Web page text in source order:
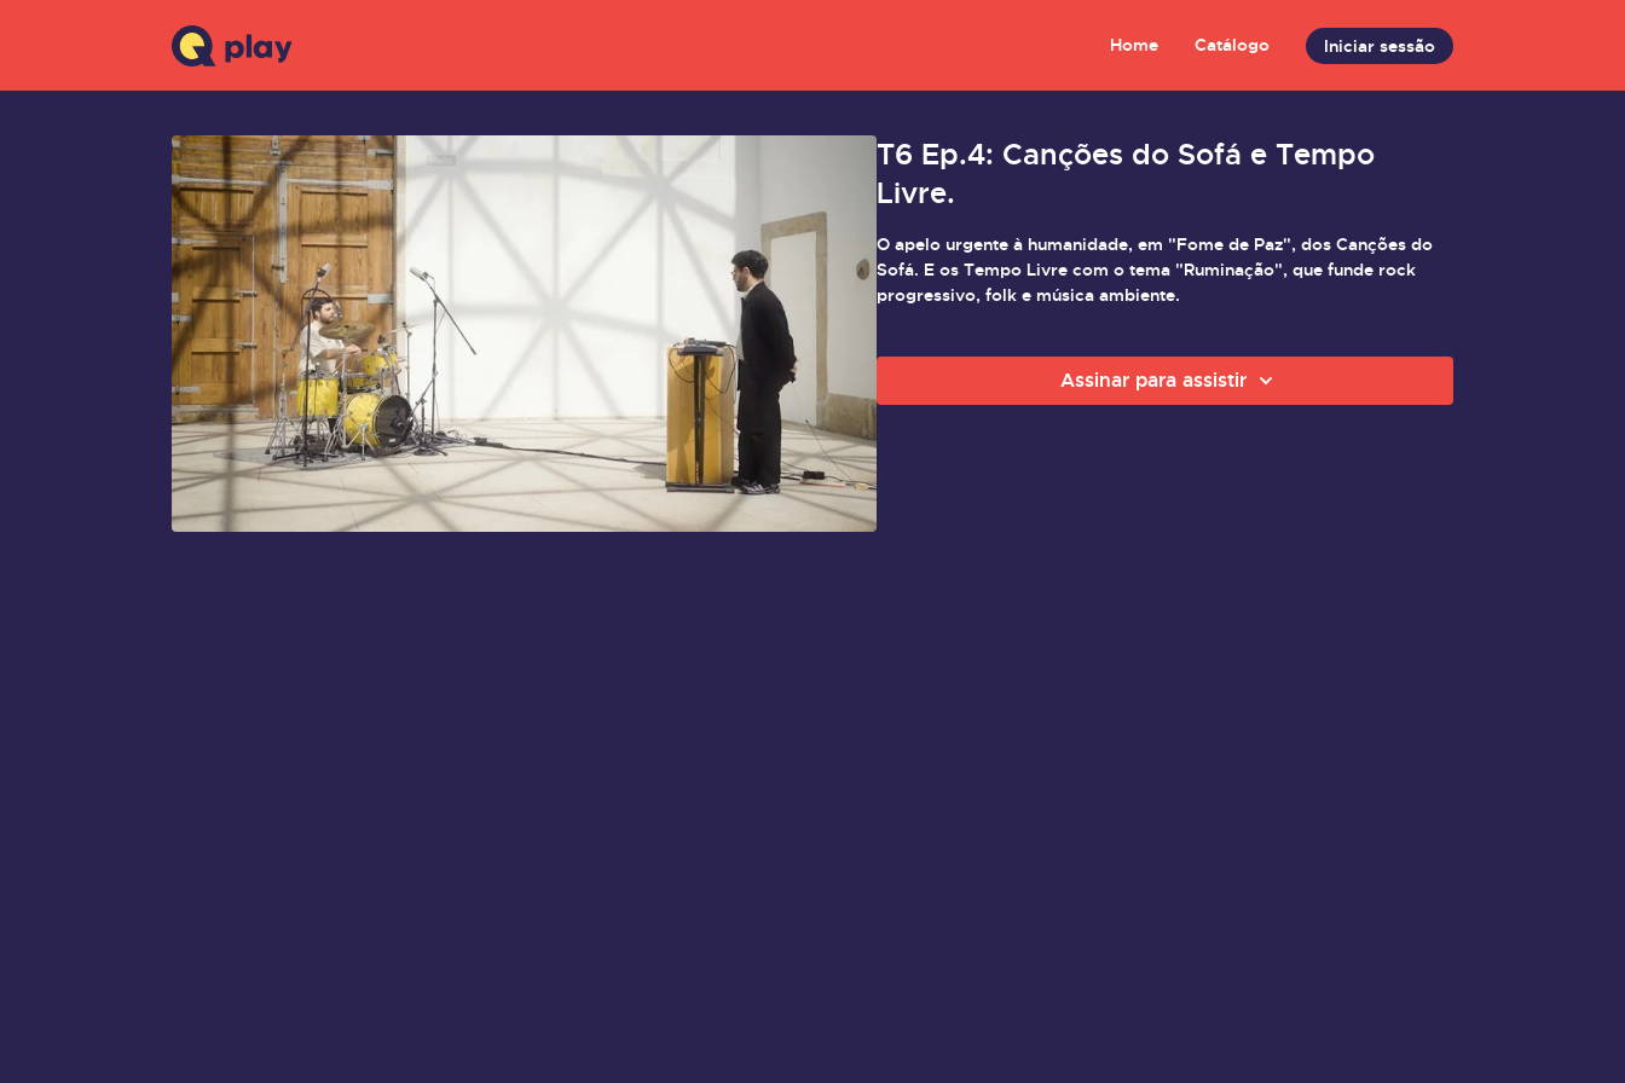
Home Catálogo Iniciar sessão
T6 Ep.4: Canções do Sofá e Tempo
Livre.
O apelo urgente à humanidade, em "Fome de Paz", dos Canções do
Sofá. E os Tempo Livre com o tema "Ruminação", que funde rock
progressivo, folk e música ambiente.
Assinar para assistir